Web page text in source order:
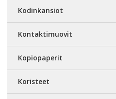
Kodinkansiot
Kontaktimuovit
Kopiopaperit
Koristeet